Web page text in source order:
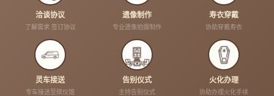
洽谈协议
了解需求 签订协议
遗像制作
专业遗像拍摄制作
寿衣穿戴
协助穿戴寿衣
灵车接送
专车接送至殡仪馆
告别仪式
主持告别仪式
火化办理
协助办理火化手续